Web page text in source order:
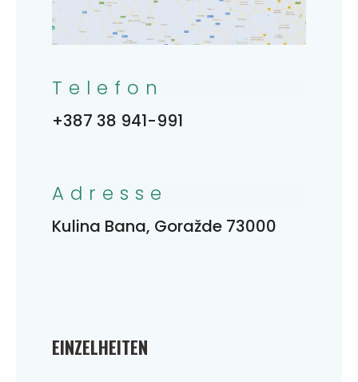
EINZELHEITEN
Telefon
+387 38 941-991
Adresse
Kulina Bana, Goražde 73000